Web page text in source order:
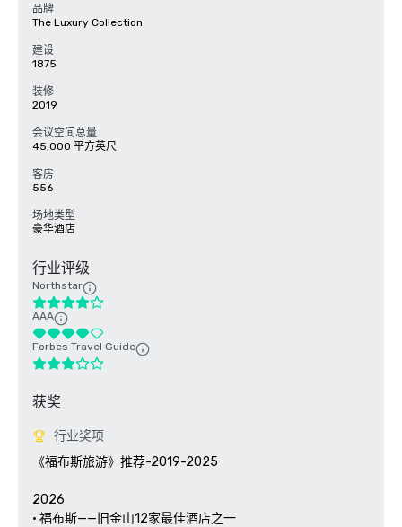
品牌
The Luxury Collection
建设
1875
装修
2019
会议空间总量
45,000 平方英尺
客房
556
场地类型
豪华酒店
行业评级
Northstar
AAA
Forbes Travel Guide
获奖
行业奖项
《福布斯旅游》推荐-2019-2025
2026
• 福布斯——旧金山12家最佳酒店之一